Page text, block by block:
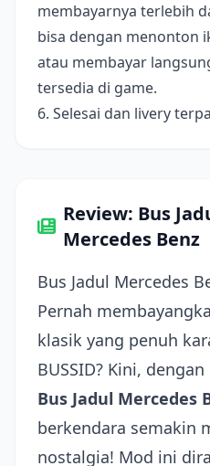
membayarnya terlebih
bisa dengan menonton
atau membayar
tersedia di game.
6. Selesai dan livery
Review: Bus
Mercedes Benz
Bus Jadul Mercedes
Pernah
klasik yang penuh
BUSSID? Kini,
Bus Jadul Mercedes
berkendara semakin
nostalgia! Mod ini